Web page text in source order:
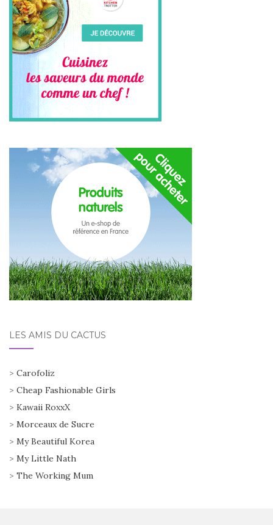
LES AMIS DU CACTUS
> Carofoliz
> Cheap Fashionable Girls
> Kawaii RoxxX
> Morceaux de Sucre
> My Beautiful Korea
> My Little Nath
> The Working Mum